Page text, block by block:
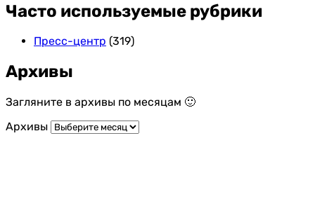
Часто используемые рубрики
Пресс-центр (319)
Архивы
Загляните в архивы по месяцам 🙂
Архивы